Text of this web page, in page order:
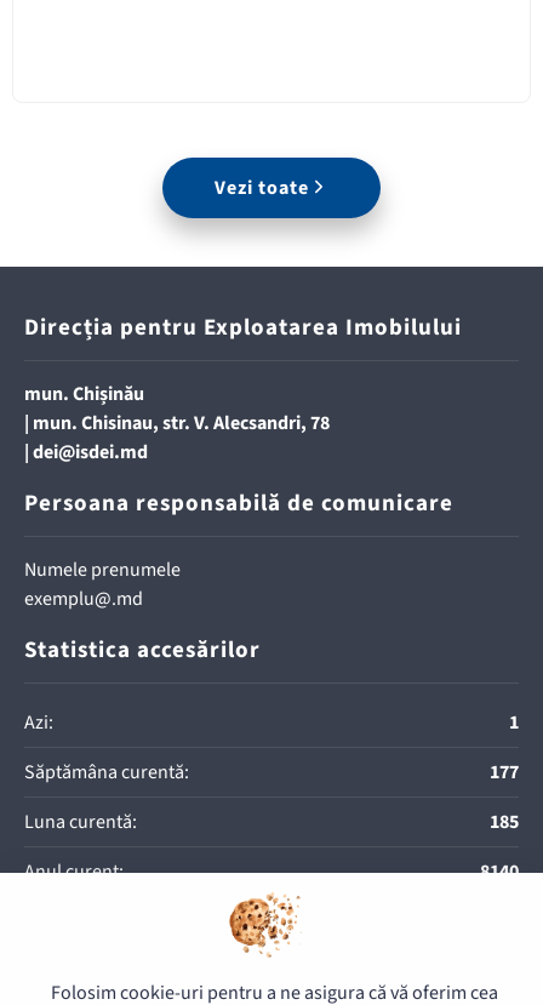
Vezi toate
Direcția pentru Exploatarea Imobilului
mun. Chișinău
| mun. Chisinau, str. V. Alecsandri, 78
|dei@isdei.md
Persoana responsabilă de comunicare
Numele prenumele
exemplu@.md
Statistica accesărilor
Azi:
1
Săptămâna curentă:
177
Luna curentă:
185
Anul curent:
8140
© 2026 Direcția pentru Exploatarea Imobilului - Toate drepturile
Folosim cookie-uri pentru a ne asigura că vă oferim cea